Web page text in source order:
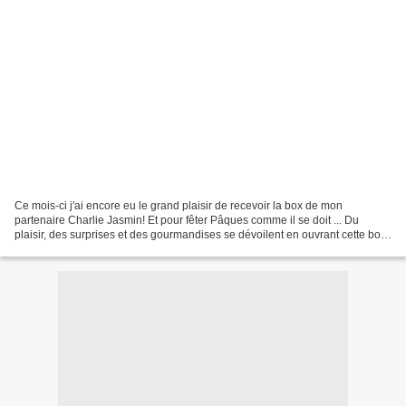
Ce mois-ci j'ai encore eu le grand plaisir de recevoir la box de mon
partenaire Charlie Jasmin! Et pour fêter Pâques comme il se doit ... Du
plaisir, des surprises et des gourmandises se dévoilent en ouvrant cette box